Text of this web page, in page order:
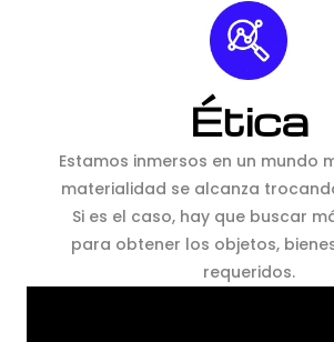
Ética
Estamos inmersos en un mundo
materialidad se alcanza
Si es el caso, hay que buscar
para obtener los objetos,
requeridos.